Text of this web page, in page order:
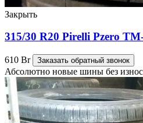
Закрыть
315/30 R20 Pirelli Pzero
610 Br Заказать обратный звонок
Абсолютно новые шины без